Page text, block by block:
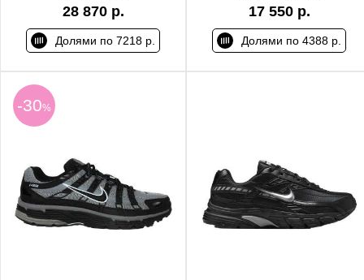
28 870 р.
Долями по 7218 р.
17 550 р.
Долями по 4388 р.
-30%